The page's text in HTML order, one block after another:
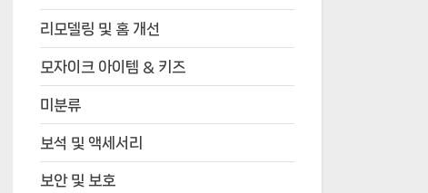
리모델링 및 홈 개선
모자이크 아이템 & 키즈
미분류
보석 및 액세서리
보안 및 보호